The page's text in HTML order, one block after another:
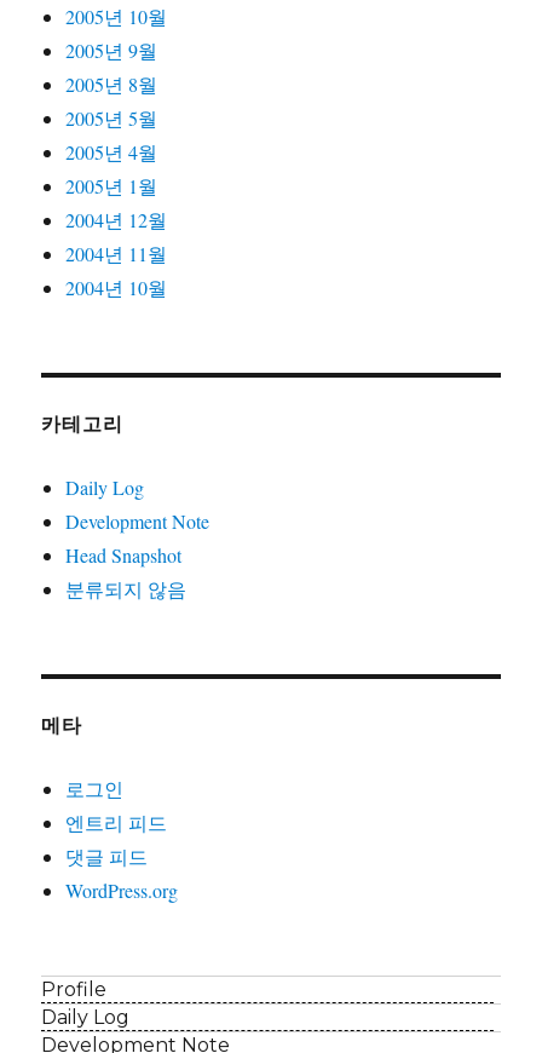
2005년 10월
2005년 9월
2005년 8월
2005년 5월
2005년 4월
2005년 1월
2004년 12월
2004년 11월
2004년 10월
카테고리
Daily Log
Development Note
Head Snapshot
분류되지 않음
메타
로그인
엔트리 피드
댓글 피드
WordPress.org
Profile
Daily Log
Development Note